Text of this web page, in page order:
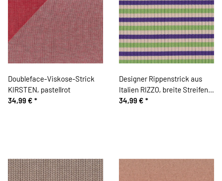
Doubleface-Viskose-Strick
KIRSTEN, pastellrot
34,99 € *
Designer Rippenstrick aus
Italien RIZZO, breite Streifen,
hellgrün
34,99 € *